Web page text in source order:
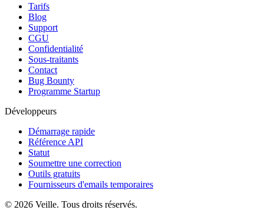
Tarifs
Blog
Support
CGU
Confidentialité
Sous-traitants
Contact
Bug Bounty
Programme Startup
Développeurs
Démarrage rapide
Référence API
Statut
Soumettre une correction
Outils gratuits
Fournisseurs d'emails temporaires
© 2026 Veille. Tous droits réservés.